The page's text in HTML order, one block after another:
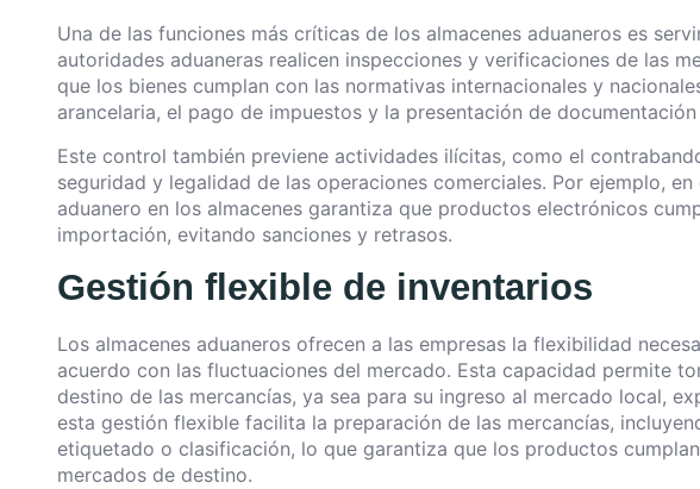
Una de las funciones más críticas de los almacenes aduaneros es
autoridades aduaneras realicen inspecciones y verificaciones de las
que los bienes cumplan con las normativas internacionales y
arancelaria, el pago de impuestos y la presentación de
Este control también previene actividades ilícitas, como el
seguridad y legalidad de las operaciones comerciales. Por ejemplo,
aduanero en los almacenes garantiza que productos electrónicos
importación, evitando sanciones y retrasos.
Gestión flexible de inventarios
Los almacenes aduaneros ofrecen a las empresas la flexibilidad
acuerdo con las fluctuaciones del mercado. Esta capacidad permite
destino de las mercancías, ya sea para su ingreso al mercado local,
esta gestión flexible facilita la preparación de las mercancías,
etiquetado o clasificación, lo que garantiza que los productos
mercados de destino.